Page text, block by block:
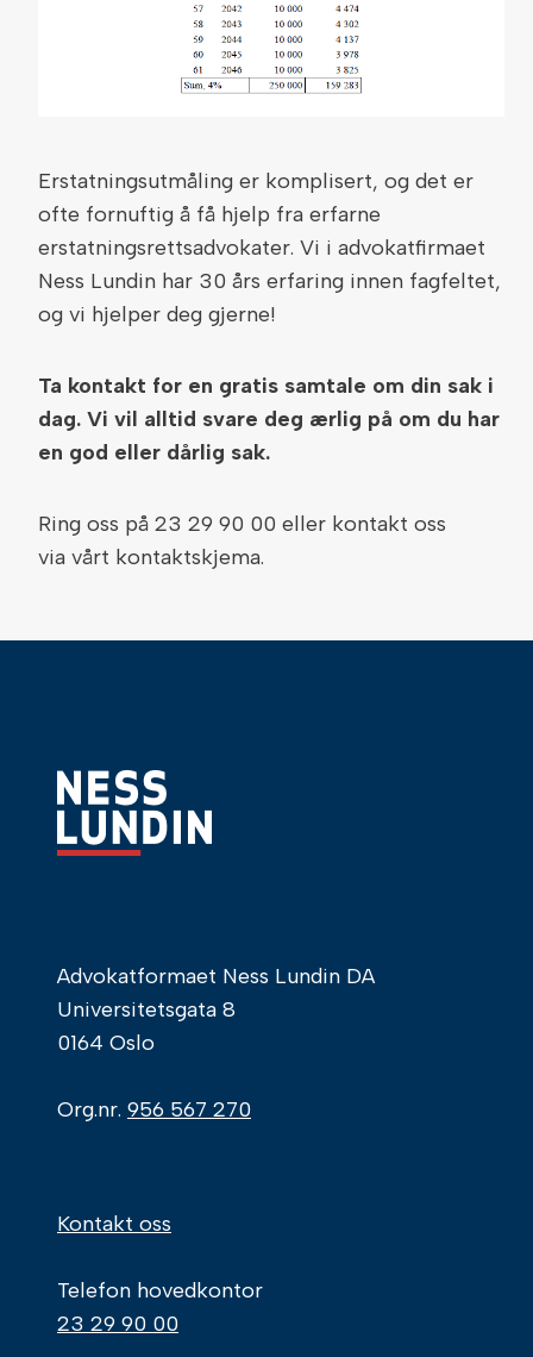
Erstatningsutmåling er komplisert, og det er
ofte fornuftig å få hjelp fra erfarne
erstatningsrettsadvokater. Vi i advokatfirmaet
Ness Lundin har 30 års erfaring innen fagfeltet,
og vi hjelper deg gjerne!
Ta kontakt for en gratis samtale om din sak i
dag. Vi vil alltid svare deg ærlig på om du har
en god eller dårlig sak.
Ring oss på 23 29 90 00 eller kontakt oss
via vårt kontaktskjema.
Advokatformaet Ness Lundin DA
Universitetsgata 8
0164 Oslo
Org.nr. 956 567 270
Kontakt oss
Telefon hovedkontor
23 29 90 00